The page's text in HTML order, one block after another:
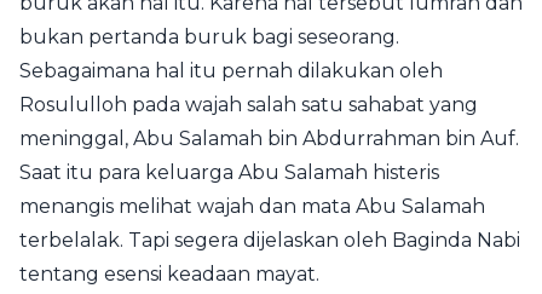
bukan pertanda buruk bagi seseorang.
Sebagaimana hal itu pernah dilakukan oleh
Rosululloh pada wajah salah satu sahabat yang
meninggal, Abu Salamah bin Abdurrahman bin Auf.
Saat itu para keluarga Abu Salamah histeris
menangis melihat wajah dan mata Abu Salamah
terbelalak. Tapi segera dijelaskan oleh Baginda Nabi
tentang esensi keadaan mayat.